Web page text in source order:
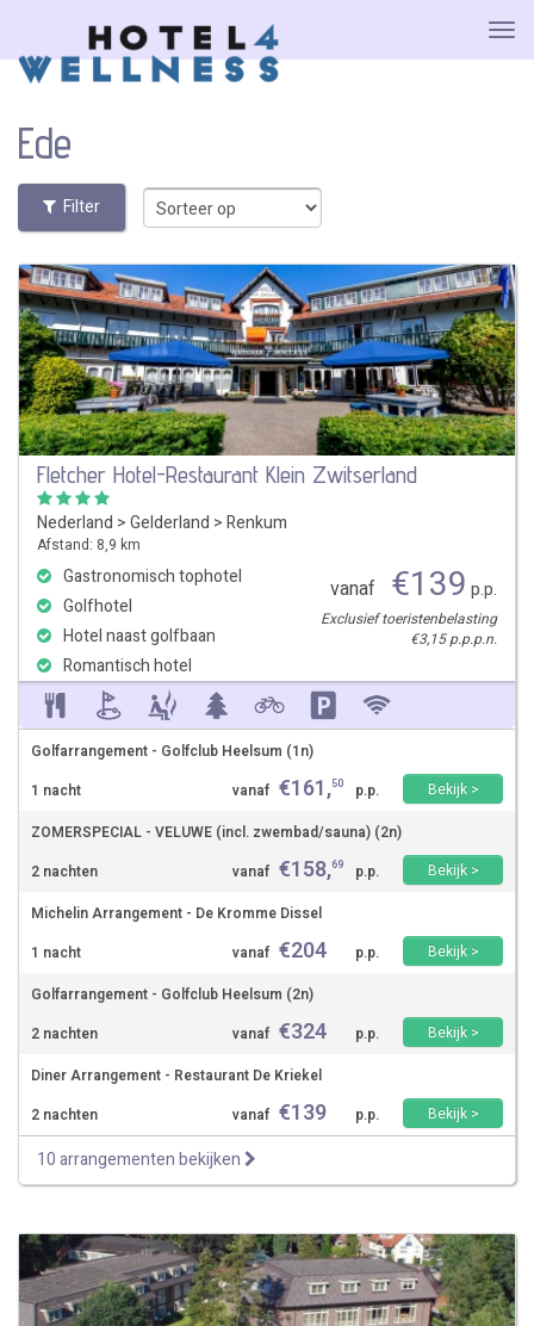
Ede
Filter
Fletcher Hotel-Restaurant Klein Zwitserland
Nederland >Gelderland >Renkum
Afstand: 8,9 km
Gastronomisch tophotel
Golfhotel
Hotel naast golfbaan
Romantisch hotel
vanaf €139 p.p.
Exclusief toeristenbelasting
€3,15 p.p.p.n.
Golfarrangement - Golfclub Heelsum (1n)
1 nacht
vanaf €161,50 p.p.
Bekijk >
ZOMERSPECIAL - VELUWE (incl. zwembad/sauna) (2n)
2 nachten
vanaf €158,69 p.p.
Bekijk >
Michelin Arrangement - De Kromme Dissel
1 nacht
vanaf €204 p.p.
Bekijk >
Golfarrangement - Golfclub Heelsum (2n)
2 nachten
vanaf €324 p.p.
Bekijk >
Diner Arrangement - Restaurant De Kriekel
2 nachten
vanaf €139 p.p. Bekijk >
10 arrangementen bekijken